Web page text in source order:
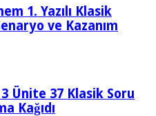
1. Yazılı Klasik
ve Kazanım
3 Ünite 37 Klasik Soru
Kağıdı